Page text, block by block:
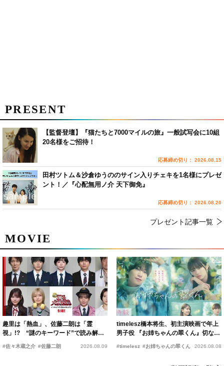
MOVIE
趣里は「熱血」、佐藤二朗は「霊
視」!? “謎のキーワード”で読み解く
『踊る大捜査線 N.E.W.』新メンバー
#佐々木蔵之介 #佐藤二朗 2026.08.09
timelesz橋本将生、初主演映画で年上
男子役 『お姉ちゃんの翠くん』切ない
恋の幕開けを予感
#timelesz #お姉ちゃんの翠くん 2026.08.08
PRESENT
【監督登壇】『猫たちと7000マイルの旅』一般試写会に10組
20名様をご招待！
応募締め切り： 2026.08.15
田村ツトム＆沙倉ゆうののサイン入りチェキを1名様にプレゼ
ント！／『心配無用ノ介 天下御免』
応募締め切り： 2026.08.20
プレゼント記事一覧